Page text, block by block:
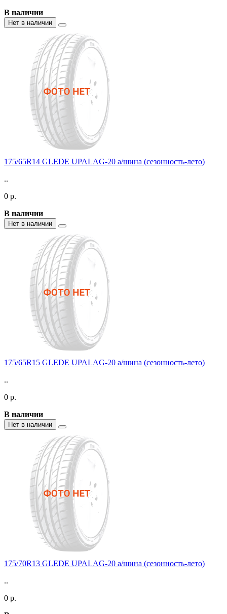
В наличии
Нет в наличии
175/65R14 GLEDE UPALAG-20 а/шина (сезонность-лето)
..
0 р.
В наличии
Нет в наличии
175/65R15 GLEDE UPALAG-20 а/шина (сезонность-лето)
..
0 р.
В наличии
Нет в наличии
175/70R13 GLEDE UPALAG-20 а/шина (сезонность-лето)
..
0 р.